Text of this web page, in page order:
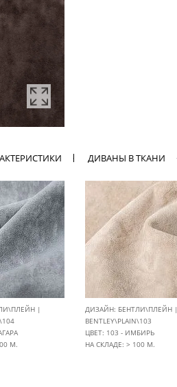
ДИВАНЫ В ТКАНИ
|
М.
ДИЗАЙН: БЕНТЛИ\ПЛЕЙН |
BENTLEY\PLAIN\103
ЦВЕТ: 103 - ИМБИРЬ
НА СКЛАДЕ: > 100 М.